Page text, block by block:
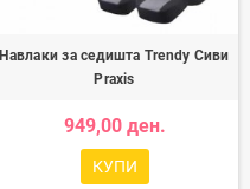
Навлаки за седишта Trendy Сиви
Praxis
949,00 ден.
КУПИ